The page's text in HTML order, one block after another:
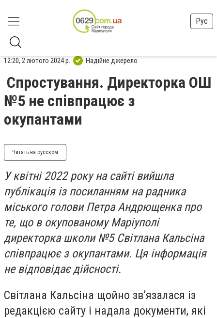
Рус
12:20, 2 лютого 2024 р. Надійне джерело
Спростування. Директорка ОШ
№5 не співпрацює з
окупантами
Читать на русском
У квітні 2022 року на сайті вийшла
публікація із посиланням на радника
міського голови Петра Андрющенка про
те, що в окупованому Маріуполі
директорка школи №5 Світлана Кальсіна
співпрацює з окупантами. Ця інформація
не відповідає дійсності.
Світлана Кальсіна щойно зв’язалася із
редакцією сайту і надала документи, які